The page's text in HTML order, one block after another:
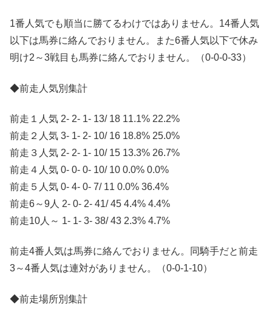
1番人気でも順当に勝てるわけではありません。14番人気
以下は馬券に絡んでおりません。また6番人気以下で休み
明け2～3戦目も馬券に絡んでおりません。（0-0-0-33）
◆前走人気別集計
前走１人気 2- 2- 1- 13/ 18 11.1% 22.2%
前走２人気 3- 1- 2- 10/ 16 18.8% 25.0%
前走３人気 2- 2- 1- 10/ 15 13.3% 26.7%
前走４人気 0- 0- 0- 10/ 10 0.0% 0.0%
前走５人気 0- 4- 0- 7/ 11 0.0% 36.4%
前走6～9人 2- 0- 2- 41/ 45 4.4% 4.4%
前走10人～ 1- 1- 3- 38/ 43 2.3% 4.7%
前走4番人気は馬券に絡んでおりません。同騎手だと前走
3～4番人気は連対がありません。（0-0-1-10）
◆前走場所別集計